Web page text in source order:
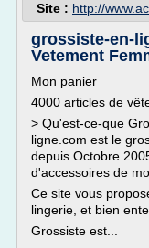
Site : http://
grossiste-en-
Vetement
Mon panier
4000 articles de
> Qu'est-ce-que
ligne.com est le
depuis Octobre
d'accessoires de
Ce site vous
lingerie, et bien
Grossiste est...